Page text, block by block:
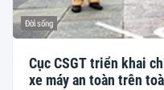
Đời sống
Cục CSGT triển khai
xe máy an toàn trên